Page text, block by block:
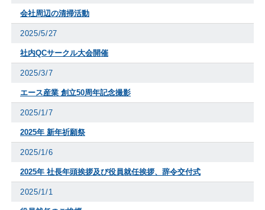
会社周辺の清掃活動
2025/5/27
社内QCサークル大会開催
2025/3/7
エース産業 創立50周年記念撮影
2025/1/7
2025年 新年祈願祭
2025/1/6
2025年 社長年頭挨拶及び役員就任挨拶、辞令交付式
2025/1/1